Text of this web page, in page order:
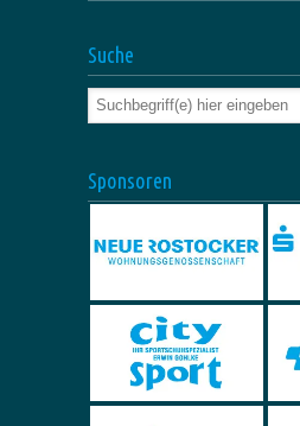
Suche
Sponsoren